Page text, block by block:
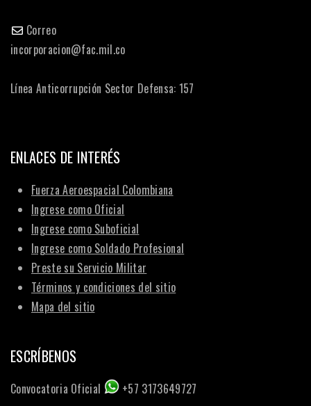
Correo
incorporacion@fac.mil.co
Línea Anticorrupción Sector Defensa: 157
ENLACES DE INTERÉS
Fuerza Aeroespacial Colombiana
Ingrese como Oficial
Ingrese como Suboficial
Ingrese como Soldado Profesional
Preste su Servicio Militar
Términos y condiciones del sitio
Mapa del sitio
ESCRÍBENOS
Convocatoria Oficial
+57 3173649727